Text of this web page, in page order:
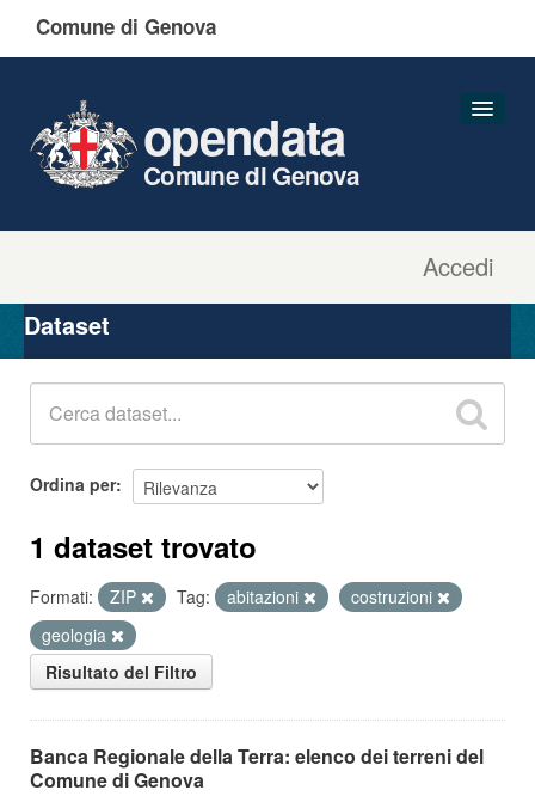
Comune di Genova
Accedi
opendata
Comune di Genova
Organizzazioni
Gruppi
Dataset
Ordina per
1 dataset trovato
Formati: ZIP Tag: abitazioni
costruzioni
geologia
Risultato del Filtro
Banca Regionale della Terra: elenco dei terreni del
Comune di Genova